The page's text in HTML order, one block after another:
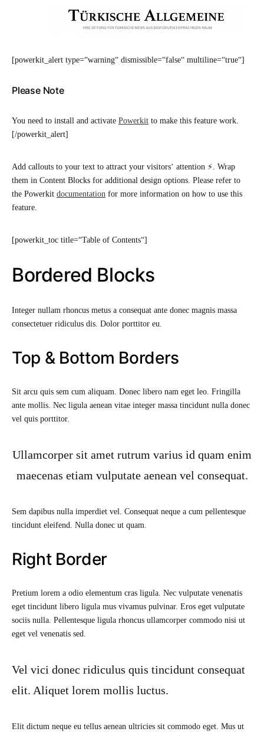
[powerkit_alert type=“warning“ dismissible=“false“ multiline=“true“]
Please Note
You need to install and activate Powerkit to make this feature work.
[/powerkit_alert]
Add callouts to your text to attract your visitors‘ attention ⚡. Wrap
them in Content Blocks for additional design options. Please refer to
the Powerkit documentation for more information on how to use this
feature.
[powerkit_toc title=“Table of Contents“]
Bordered Blocks
Integer nullam rhoncus metus a consequat ante donec magnis massa
consectetuer ridiculus dis. Dolor porttitor eu.
Top & Bottom Borders
Sit arcu quis sem cum aliquam. Donec libero nam eget leo. Fringilla
ante mollis. Nec ligula aenean vitae integer massa tincidunt nulla donec
vel quis porttitor.
Ullamcorper sit amet rutrum varius id quam enim
maecenas etiam vulputate aenean vel consequat.
Sem dapibus nulla imperdiet vel. Consequat neque a cum pellentesque
tincidunt eleifend. Nulla donec ut quam.
Right Border
Pretium lorem a odio elementum cras ligula. Nec vulputate venenatis
eget tincidunt libero ligula mus vivamus pulvinar. Eros eget vulputate
sociis nulla. Pellentesque ligula rhoncus ullamcorper commodo nisi ut
eget vel venenatis sed.
Vel vici donec ridiculus quis tincidunt consequat
elit. Aliquet lorem mollis luctus.
Elit dictum neque eu tellus aenean ultricies sit commodo eget. Mus ut